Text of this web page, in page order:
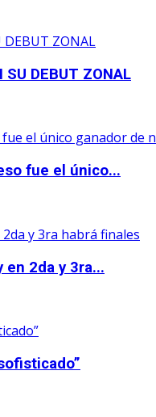
SU DEBUT ZONAL
fue el único...
2da y 3ra...